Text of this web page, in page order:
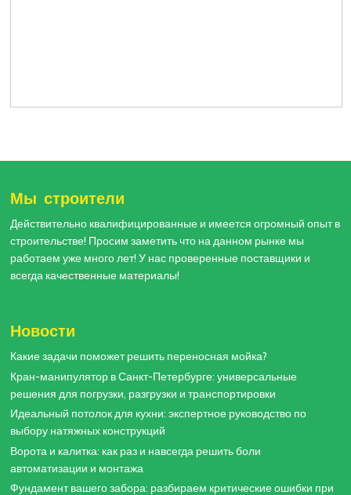
Мы строители
Действительно квалифицированные и имеется огромный опыт в
строительстве! Просим заметить что на данном рынке мы
работаем уже много лет! У нас проверенные поставщики и
всегда качественные материалы!
Новости
Какие задачи поможет решить переносная мойка?
Кран-манипулятор в Санкт-Петербурге: универсальные
решения для погрузки, разгрузки и транспортировки
Идеальный потолок для кухни: экспертное руководство по
выбору натяжных конструкций
Ворота и калитка: как раз и навсегда решить боли
автоматизации и монтажа
Фундамент вашего забора: разбираем критические ошибки при